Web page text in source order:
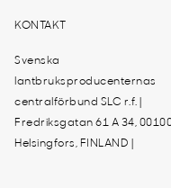
KONTAKT
Svenska
lantbruksproducenternas
centralförbund SLC r.f. |
Fredriksgatan 61 A 34,
Helsingfors, FINLAND |